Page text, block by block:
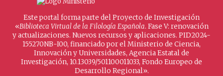
Este portal forma parte del Proyecto de Investigación
«Biblioteca Virtual de la Filología Española. Fase V: renovación
y actualizaciones. Nuevos recursos y aplicaciones. PID2024-
155270NB-I00, financiado por el Ministerio de Ciencia,
Innovación y Universidades, Agencia Estatal de
Investigación, 10.13039/501100011033, Fondo Europeo de
Desarrollo Regional».